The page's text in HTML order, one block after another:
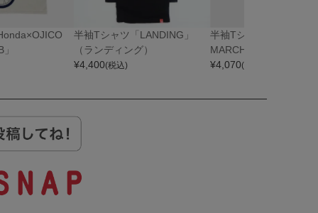
半袖Tシャツ「LANDING」
（ランディング）
¥4,400(税込)
半袖Tシャツ「
MARCH」（こまちの
¥4,070(税込)